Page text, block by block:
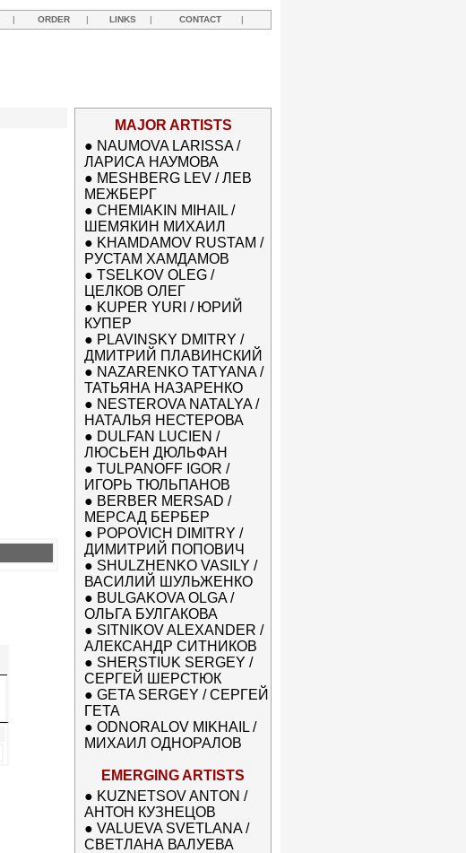
| ORDER | LINKS | CONTACT |
MAJOR ARTISTS
● NAUMOVA LARISSA /
ЛАРИСА НАУМОВА
● MESHBERG LEV / ЛЕВ
МЕЖБЕРГ
● CHEMIAKIN MIHAIL /
ШЕМЯКИН МИХАИЛ
● KHAMDAMOV RUSTAM /
РУСТАМ ХАМДАМОВ
● TSELKOV OLEG /
ЦЕЛКОВ ОЛЕГ
● KUPER YURI / ЮРИЙ
КУПЕР
● PLAVINSKY DMITRY /
ДМИТРИЙ ПЛАВИНСКИЙ
● NAZARENKO TATYANA /
ТАТЬЯНА НАЗАРЕНКО
● NESTEROVA NATALYA /
НАТАЛЬЯ НЕСТЕРОВА
● DULFAN LUCIEN /
ЛЮСЬЕН ДЮЛЬФАН
● TULPANOFF IGOR /
ИГОРЬ ТЮЛЬПАНОВ
● BERBER MERSAD /
МЕРСАД БЕРБЕР
● POPOVICH DIMITRY /
ДИМИТРИЙ ПОПОВИЧ
● SHULZHENKO VASILY /
ВАСИЛИЙ ШУЛЬЖЕНКО
● BULGAKOVA OLGA /
ОЛЬГА БУЛГАКОВА
● SITNIKOV ALEXANDER /
АЛЕКСАНДР СИТНИКОВ
● SHERSTIUK SERGEY /
СЕРГЕЙ ШЕРСТЮК
● GETA SERGEY / СЕРГЕЙ
ГЕТА
● ODNORALOV MIKHAIL /
МИХАИЛ ОДНОРАЛОВ
EMERGING ARTISTS
● KUZNETSOV ANTON /
АНТОН КУЗНЕЦОВ
● VALUEVA SVETLANA /
СВЕТЛАНА ВАЛУЕВА